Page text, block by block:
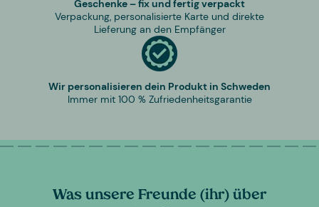
Geschenke – fix und fertig verpackt
Verpackung, personalisierte Karte und direkte
Lieferung an den Empfänger
Wir personalisieren dein Produkt in Schweden
Immer mit 100 % Zufriedenheitsgarantie
Was unsere Freunde (ihr) über